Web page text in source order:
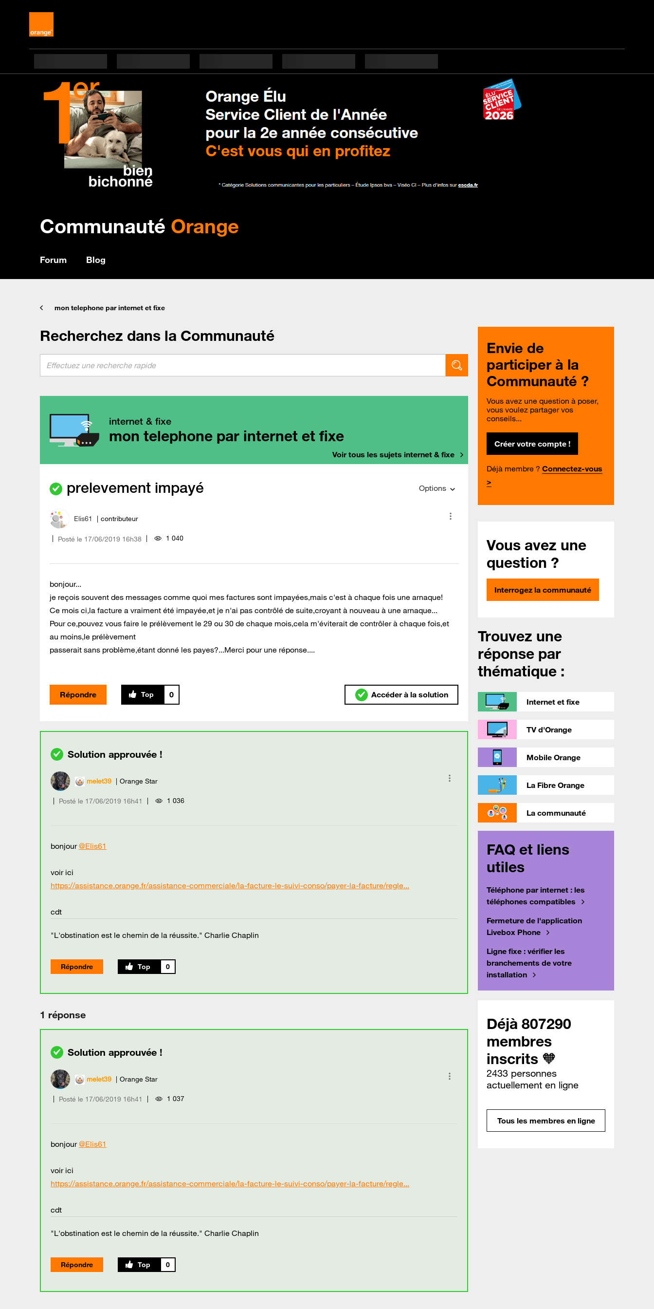
Communauté Orange
Forum Blog
mon telephone par internet et fixe
Recherchez dans la Communauté
internet & fixe
mon telephone par internet et fixe
Voir tous les sujets internet & fixe
prelevement impayé Options
Elis61 contributeur
Posté le ‎17/06/2019 16h38 1 040
bonjour...
je reçois souvent des messages comme quoi mes factures sont impayées,mais c'est à chaque fois une arnaque!
Ce mois ci,la facture a vraiment été impayée,et je n'ai pas contrôlé de suite,croyant à nouveau à une arnaque...
Pour ce,pouvez vous faire le prélèvement le 29 ou 30 de chaque mois,cela m'éviterait de contrôler à chaque fois,et
au moins,le prélèvement
passerait sans problème,étant donné les payes?...Merci pour une réponse....
Répondre 0 Accéder à la solution
melet39 Orange Star
Posté le ‎17/06/2019 16h41 1 036
bonjour@Elis61
voir ici
https://assistance.orange.fr/assistance-commerciale/la-facture-le-suivi-conso/payer-la-facture/regle...
cdt
"L'obstination est le chemin de la réussite." Charlie Chaplin
Répondre 0
1 réponse
melet39 Orange Star
Posté le ‎17/06/2019 16h41 1 037
bonjour@Elis61
voir ici
https://assistance.orange.fr/assistance-commerciale/la-facture-le-suivi-conso/payer-la-facture/regle...
cdt
"L'obstination est le chemin de la réussite." Charlie Chaplin
Répondre 0
Envie de
participer à la
Communauté ?
Vous avez une question à poser,
vous voulez partager vos
conseils...
Créer votre compte !
Déjà membre ? Connectez-vous
>
Vous avez une
question ?
Interrogez la communauté
Trouvez une
réponse par
thématique :
Internet et fixe
TV d'Orange
Mobile Orange
La Fibre Orange
La communauté
FAQ et liens
utiles
Téléphone par internet : les
téléphones compatibles
Fermeture de l'application
Livebox Phone
Ligne fixe : vérifier les
branchements de votre
installation
Déjà 807290
membres
inscrits 🧡
2433 personnes
actuellement en ligne
Tous les membres en ligne